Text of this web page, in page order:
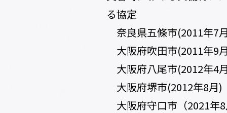
る協定
奈良県五條市(2011年7
大阪府吹田市(2011年9
大阪府八尾市(2012年4
大阪府堺市(2012年8月)
大阪府守口市（2021年